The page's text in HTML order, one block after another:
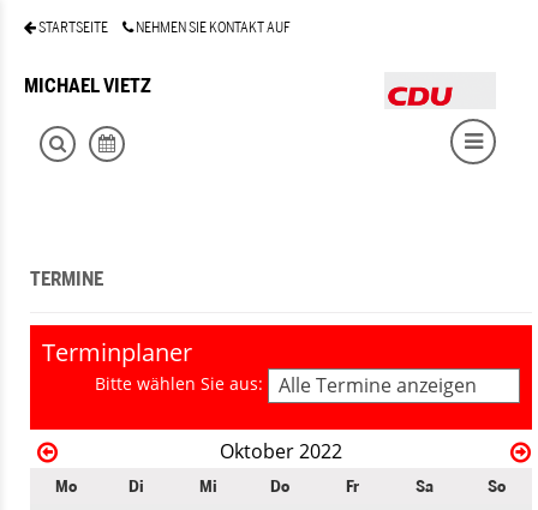
STARTSEITE NEHMEN SIE KONTAKT AUF
MICHAEL VIETZ
TERMINE
Terminplaner
Bitte wählen Sie aus: Alle Termine anzeigen
Oktober 2022
Mo Di Mi Do Fr Sa
So